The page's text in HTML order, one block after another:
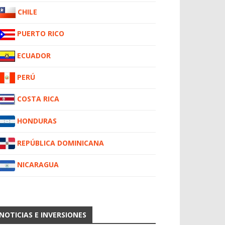
CHILE
PUERTO RICO
ECUADOR
PERÚ
COSTA RICA
HONDURAS
REPÚBLICA DOMINICANA
NICARAGUA
E INVERSIONES